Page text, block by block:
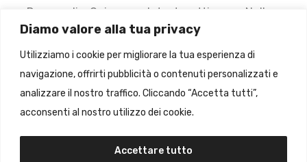
Diamo valore alla tua privacy
Utilizziamo i cookie per migliorare la tua esperienza di
navigazione, offrirti pubblicità o contenuti personalizzati e
analizzare il nostro traffico. Cliccando “Accetta tutti”,
acconsenti al nostro utilizzo dei cookie.
Accettare tutto
Donec odio. Quisque volutpat mattis eros. Nullam
malesuada erat ut turpis. Suspendisse urna nibh, viverra
non.
Donec nec justo eget felis facilisis fermentum. Aliquam
porttitor mauris sit amet orci. Aenean dignissim
pellentesque felis.